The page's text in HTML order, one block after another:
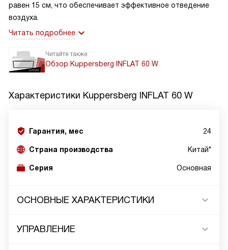
равен 15 см, что обеспечивает эффективное отведение
воздуха.
Читать подробнее
Читайте также
Обзор Kuppersberg INFLAT 60 W
Характеристики Kuppersberg INFLAT 60 W
Гарантия, мес 24
Страна производства Китай*
Серия Основная
ОСНОВНЫЕ ХАРАКТЕРИСТИКИ
УПРАВЛЕНИЕ